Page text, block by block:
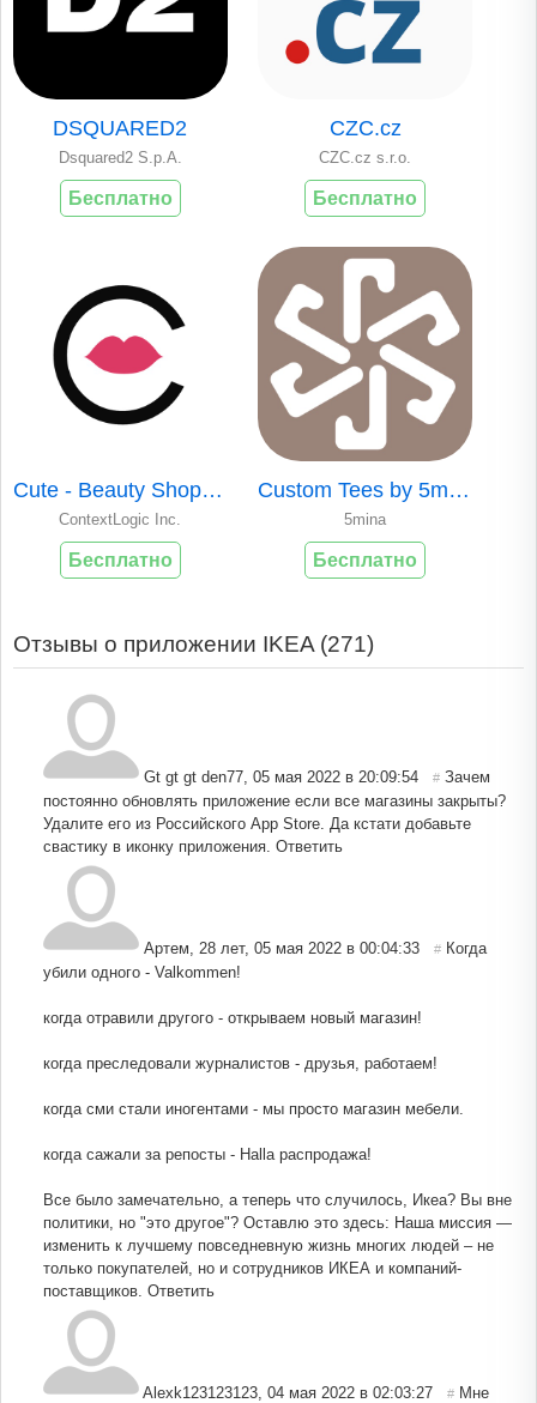
DSQUARED2
Dsquared2 S.p.A.
Бесплатно
CZC.cz
CZC.cz s.r.o.
Бесплатно
Cute - Beauty Shopping
ContextLogic Inc.
Бесплатно
Custom Tees by 5mina
5mina
Бесплатно
Отзывы о приложении IKEA (271)
Gt gt gt den77 05 мая 2022 в 20:09:54 # Зачем
постоянно обновлять приложение если все магазины закрыты?
Удалите его из Российского App Store. Да кстати добавьте
свастику в иконку приложения. Ответить
Артем, 28 лет, 05 мая 2022 в 00:04:33 # Когда
убили одного - Valkommen!
когда отравили другого - открываем новый магазин!
когда преследовали журналистов - друзья, работаем!
когда сми стали иногентами - мы просто магазин мебели.
когда сажали за репосты - Halla распродажа!
Все было замечательно, а теперь что случилось, Икеа? Вы вне
политики, но "это другое"? Оставлю это здесь: Наша миссия —
изменить к лучшему повседневную жизнь многих людей – не
только покупателей, но и сотрудников ИКЕА и компаний-
поставщиков. Ответить
Alexk123123123 04 мая 2022 в 02:03:27 # Мне